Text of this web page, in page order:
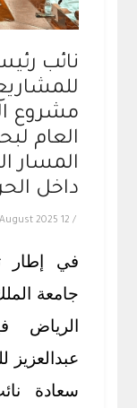
نائب
مشروع
العام
المسار
داخل
/
12 August 2025
في إطار
جامعة
الرياض
عبدالعزيز
سعادة